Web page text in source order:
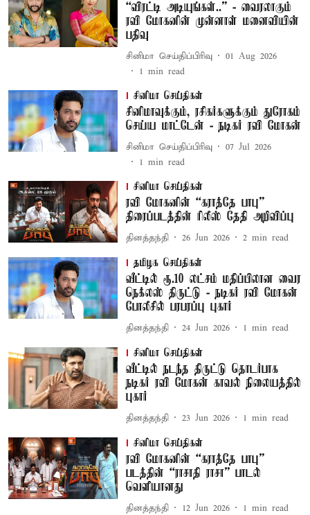
“விரட்டி அடியுங்கள்..” - வைரலாகும்
ரவி மோகனின் முன்னாள் மனைவியின்
பதிவு
சினிமா செய்திப்பிரிவு
01 Aug 2026
1 min read
சினிமா செய்திகள்
சினிமாவுக்கும், ரசிகர்களுக்கும் துரோகம்
செய்ய மாட்டேன் - நடிகர் ரவி மோகன்
சினிமா செய்திப்பிரிவு
07 Jul 2026
1 min read
சினிமா செய்திகள்
ரவி மோகனின் “கராத்தே பாபு”
திரைப்படத்தின் ரிலீஸ் தேதி அறிவிப்பு
தினத்தந்தி 26 Jun 2026 2 min read
தமிழக செய்திகள்
வீட்டில் ரூ.10 லட்சம் மதிப்பிலான வைர
நெக்லஸ் திருட்டு - நடிகர் ரவி மோகன்
போலீசில் பரபரப்பு புகார்
தினத்தந்தி 24 Jun 2026 1 min read
சினிமா செய்திகள்
வீட்டில் நடந்த திருட்டு தொடர்பாக
நடிகர் ரவி மோகன் காவல் நிலையத்தில்
புகார்
தினத்தந்தி 23 Jun 2026 1 min read
சினிமா செய்திகள்
ரவி மோகனின் “கராத்தே பாபு”
படத்தின் “ராசாதி ராசா” பாடல்
வெளியானது
தினத்தந்தி 12 Jun 2026 1 min read